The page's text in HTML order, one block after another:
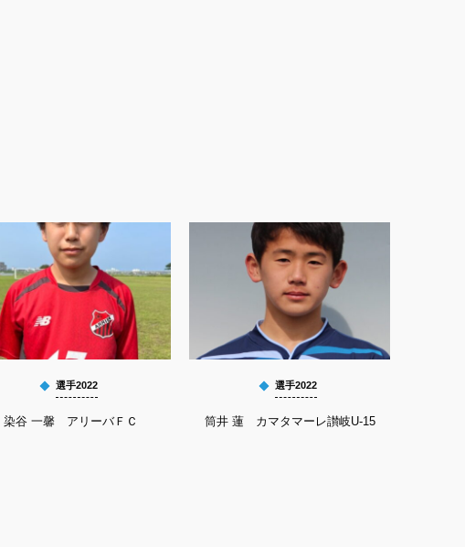
選手2022
染谷 一馨 アリーバＦＣ
選手2022
筒井 蓮 カマタマーレ讃岐U-15